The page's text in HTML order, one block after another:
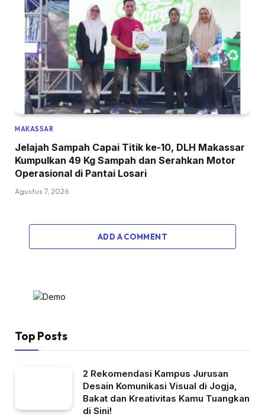
MAKASSAR
Jelajah Sampah Capai Titik ke-10, DLH Makassar
Kumpulkan 49 Kg Sampah dan Serahkan Motor
Operasional di Pantai Losari
Agustus 7, 2026
ADD A COMMENT
Top Posts
2 Rekomendasi Kampus Jurusan
Desain Komunikasi Visual di Jogja,
Bakat dan Kreativitas Kamu Tuangkan
di Sini!